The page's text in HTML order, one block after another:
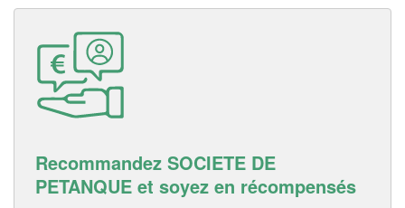
Recommandez SOCIETE DE
PETANQUE et soyez en récompensés